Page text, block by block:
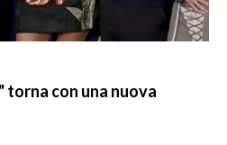
torna con una nuova